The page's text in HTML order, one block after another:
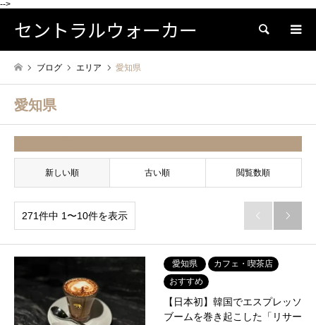
-->
セントラルウォーカー 検索
ブログ エリア 愛知県
愛知県
新しい順 古い順 閲覧数順
271件中 1〜10件を表示  
愛知県
カフェ・喫茶店
おすすめ
【日本初】韓国でエスプレッソ
ブームを巻き起こした「リサー